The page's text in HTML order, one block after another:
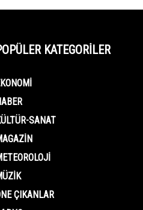
KATEGORİLER
SANAT
ÇIKANLAR